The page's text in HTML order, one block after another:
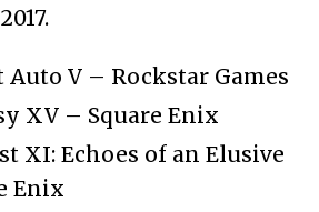
Auto V – Rockstar Games
XV – Square Enix
XI: Echoes of an Elusive
Enix